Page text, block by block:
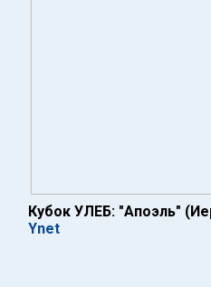
Кубок УЛЕБ: "Апоэль"
Ynet